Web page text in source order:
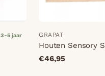
3-5 jaar GRAPAT
Houten Sensory
€46,95